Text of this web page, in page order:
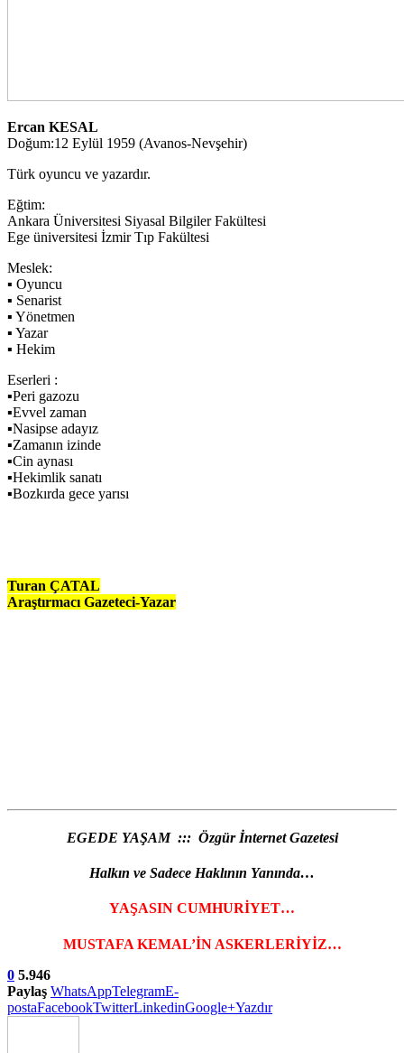
Ercan KESAL
Doğum:12 Eylül 1959 (Avanos-Nevşehir)
Türk oyuncu ve yazardır.
Eğtim:
Ankara Üniversitesi Siyasal Bilgiler Fakültesi
Ege üniversitesi İzmir Tıp Fakültesi
Meslek:
▪ Oyuncu
▪ Senarist
▪ Yönetmen
▪ Yazar
▪ Hekim
Eserleri :
▪Peri gazozu
▪Evvel zaman
▪Nasipse adayız
▪Zamanın izinde
▪Cin aynası
▪Hekimlik sanatı
▪Bozkırda gece yarısı
Turan ÇATAL
Araştırmacı Gazeteci-Yazar
EGEDE YAŞAM ::: Özgür İnternet Gazetesi
Halkın ve Sadece Haklının Yanında…
YAŞASIN CUMHURİYET…
MUSTAFA KEMAL’İN ASKERLERİYİZ…
0 5.946
Paylaş WhatsAppTelegramE-
postaFacebookTwitterLinkedinGoogle+Yazdır